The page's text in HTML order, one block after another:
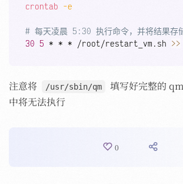
crontab -e
# 每天凌晨 5:30 执行命令，并将结果
30 5 * * * /root/restart_vm.sh >>
注意将 /usr/sbin/qm
填写好完整的
中将无法执行
0